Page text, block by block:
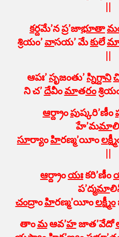
||
కర్దమే’న ప్ర’జాభూతామ
శ్రియం’వాసయ’ మేకులే
||
ఆపః’సృజంతు’స్నిగ్దాని
ని చ’దేవీంమాతరం
ఆర్ద్రాంపుష్కరి’ణీం
హే’మమా
సూర్యాంహిరణ్మ’యీంల
||
ఆర్ద్రాంయఃకరి’ణీం
ప’ద్మమా
చంద్రాంహిరణ్మ’యీంలక్ష్మీం
తాంమఆవ’హజాత’వేదో